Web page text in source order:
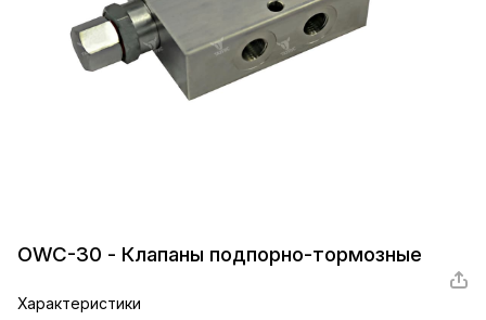
OWC-30 - Клапаны подпорно-тормозные
Характеристики